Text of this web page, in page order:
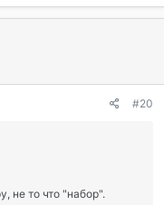
#20
не то что "набор".